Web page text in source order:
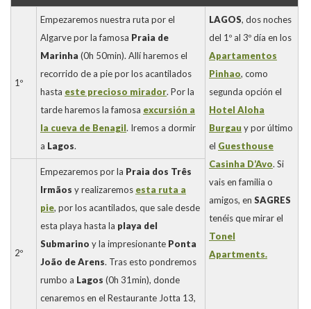
1º
Empezaremos nuestra ruta por el
Algarve por la famosa Praia de
Marinha (0h 50min). Allí haremos el
recorrido de a pie por los acantilados
hasta este precioso mirador. Por la
tarde haremos la famosa excursión a
la cueva de Benagil. Iremos a dormir
a Lagos.
LAGOS, dos noches
del 1º al 3º día en los
Apartamentos
Pinhao, como
segunda opción el
Hotel Aloha
Burgau y por último
el Guesthouse
Casinha D’Avo. Si
vais en familia o
amigos, en SAGRES
tenéis que mirar el
Tonel
Apartments.
2º
Empezaremos por la Praia dos Três
Irmãos y realizaremos esta ruta a
pie, por los acantilados, que sale desde
esta playa hasta la playa del
Submarino y la impresionante Ponta
João de Arens. Tras esto pondremos
rumbo a Lagos (0h 31min), donde
cenaremos en el Restaurante Jotta 13,